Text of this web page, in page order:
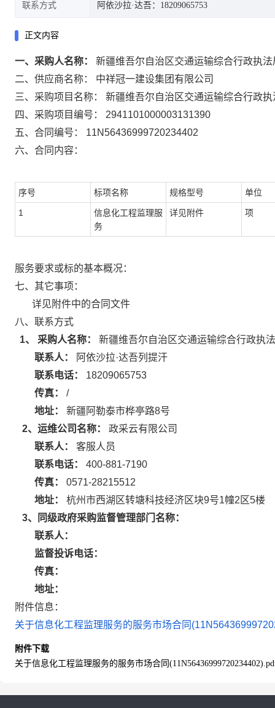
联系方式 阿依沙拉·达吾：18209065753
正文内容
一、采购人名称：
新疆维吾尔自治区交通运输综合行政执
二、供应商名称：
中祥冠一建设集团有限公司
三、采购项目名称：
新疆维吾尔自治区交通运输综合行政
四、采购项目编号：
2941101000003131390
五、合同编号：
11N56436999720234402
六、合同内容：
序号 标项名称 规格型号 单位
1
信息化工程监理服
务
详见附件 项
服务要求或标的基本概况：
七、其它事项：
详见附件中的合同文件
八、联系方式
1、 采购人名称：
新疆维吾尔自治区交通运输综合行政执
联系人：
阿依沙拉·达吾列提汗
联系电话：
18209065753
传真：
/
地址：
新疆阿勒泰市桦亭路8号
2、运维公司名称：
政采云有限公司
联系人：
客服人员
联系电话：
400-881-7190
传真：
0571-28215512
地址：
杭州市西湖区转塘科技经济区块9号1幢2区5楼
3、同级政府采购监督管理部门名称：
联系人：
监督投诉电话：
传真：
地址：
附件信息：
关于信息化工程监理服务的服务市场合同
附件下载
关于信息化工程监理服务的服务市场合同